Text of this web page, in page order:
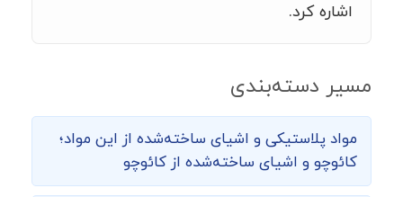
اشاره کرد.
مسیر دسته‌بندی
مواد پلاستیکی و اشیای ساخته‌شده از این مواد؛
کائوچو و اشیای ساخته‌شده از کائوچو